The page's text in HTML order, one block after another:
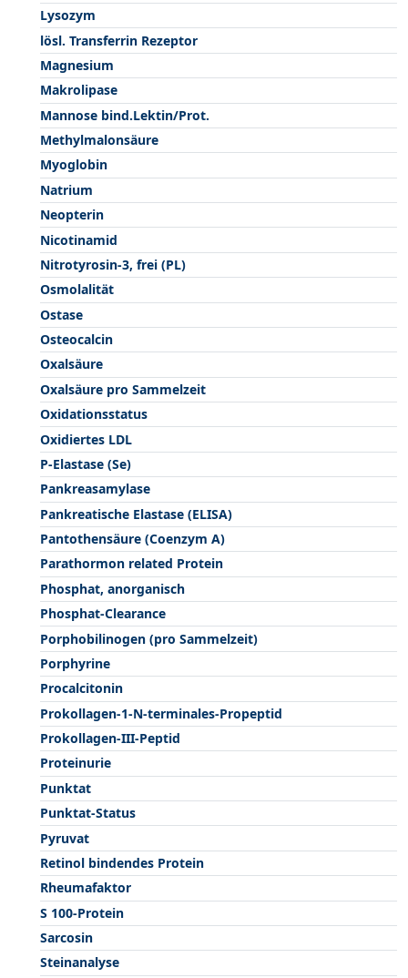
Lysozym
lösl. Transferrin Rezeptor
Magnesium
Makrolipase
Mannose bind.Lektin/Prot.
Methylmalonsäure
Myoglobin
Natrium
Neopterin
Nicotinamid
Nitrotyrosin-3, frei (PL)
Osmolalität
Ostase
Osteocalcin
Oxalsäure
Oxalsäure pro Sammelzeit
Oxidationsstatus
Oxidiertes LDL
P-Elastase (Se)
Pankreasamylase
Pankreatische Elastase (ELISA)
Pantothensäure (Coenzym A)
Parathormon related Protein
Phosphat, anorganisch
Phosphat-Clearance
Porphobilinogen (pro Sammelzeit)
Porphyrine
Procalcitonin
Prokollagen-1-N-terminales-Propeptid
Prokollagen-III-Peptid
Proteinurie
Punktat
Punktat-Status
Pyruvat
Retinol bindendes Protein
Rheumafaktor
S 100-Protein
Sarcosin
Steinanalyse